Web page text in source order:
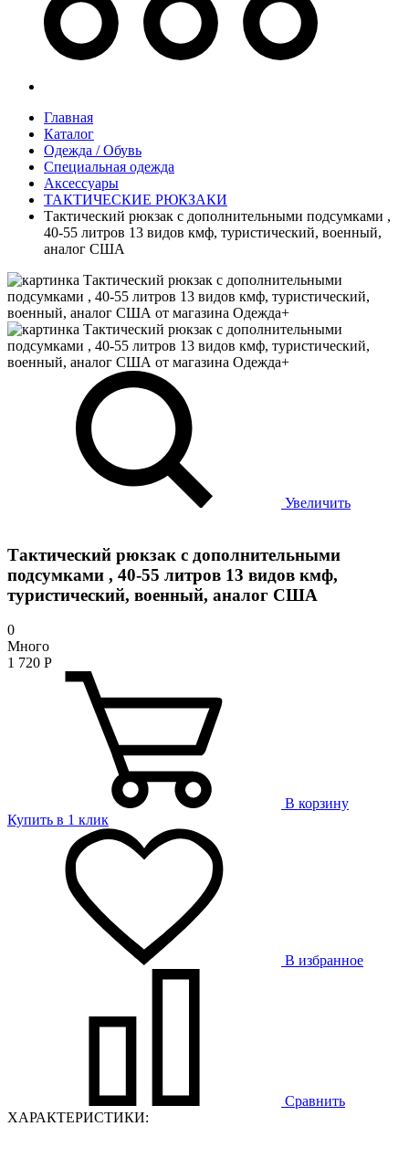
Главная
Каталог
Одежда / Обувь
Специальная одежда
Аксессуары
ТАКТИЧЕСКИЕ РЮКЗАКИ
Тактический рюкзак с дополнительными подсумками ,
40-55 литров 13 видов кмф, туристический, военный,
аналог США
Увеличить
Тактический рюкзак с дополнительными
подсумками , 40-55 литров 13 видов кмф,
туристический, военный, аналог США
0
Много
1 720 Р
В корзину
Купить в 1 клик
В избранное
Сравнить
ХАРАКТЕРИСТИКИ: